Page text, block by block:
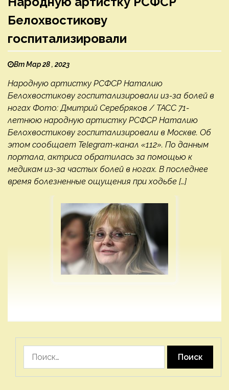
Белохвостикову
госпитализировали
Вт Мар 28 , 2023
Народную артистку РСФСР Наталию
Белохвостикову госпитализировали из-за болей в
ногах Фото: Дмитрий Серебряков / ТАСС 71-
летнюю народную артистку РСФСР Наталию
Белохвостикову госпитализировали в Москве. Об
этом сообщает Telegram-канал «112». По данным
портала, актриса обратилась за помощью к
медикам из-за частых болей в ногах. В последнее
время болезненные ощущения при ходьбе […]